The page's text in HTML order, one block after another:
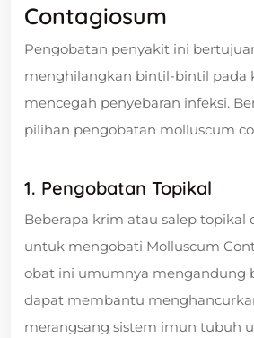
Contagiosum
Pengobatan penyakit ini
menghilangkan bintil-bintil pada
mencegah penyebaran infeksi.
pilihan pengobatan molluscum
1. Pengobatan Topikal
Beberapa krim atau salep topikal
untuk mengobati Molluscum
obat ini umumnya mengandung
dapat membantu
merangsang sistem imun tubuh